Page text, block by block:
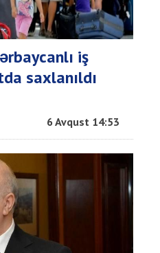
iş
saxlanıldı
6 Avqust 14:53